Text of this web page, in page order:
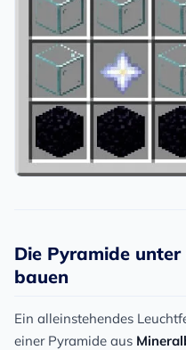
Die Pyramide
bauen
Ein alleinstehendes
einer Pyramide aus